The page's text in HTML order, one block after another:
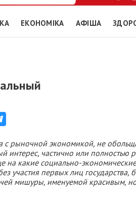
ЕКОНОМІКА АФІША
с рыночной экономикой, не
интерес, частично или полностью
на какие социально-
участия первых лиц государства,
мишуры, именуемой красивым,